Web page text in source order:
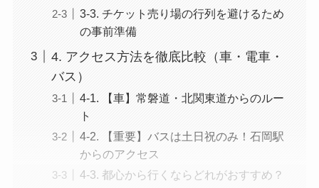
3-3. チケット売り場の行列を避けるため
の事前準備
4. アクセス方法を徹底比較（車・電車・
バス）
4-1. 【車】常磐道・北関東道からのルー
ト
4-2. 【重要】バスは土日祝のみ！石岡駅
からのアクセス
4-3. 都心から行くならどれがおすすめ？